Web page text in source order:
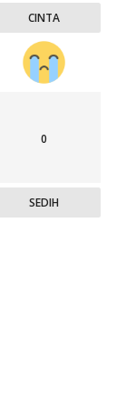
CINTA
0
SEDIH